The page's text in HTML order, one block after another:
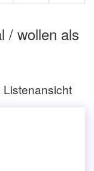
/ wollen als